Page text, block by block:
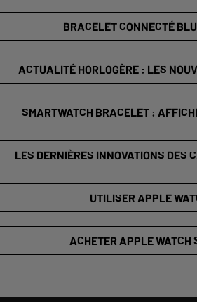
BRACELET CONNECTÉ
ACTUALITÉ HORLOGÈRE : LES
SMARTWATCH BRACELET :
LES DERNIÈRES INNOVATIONS DES
UTILISER APPLE
ACHETER APPLE WATCH